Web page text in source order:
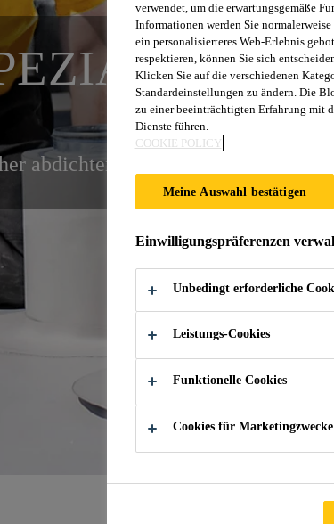
abdichten: Schulungen für
verwendet, um die erwartungsgemäße
Informationen werden Sie
ein personalisierteres Web-Erlebnis
respektieren, können Sie sich
Klicken Sie auf die verschiedenen
Standardeinstellungen zu ändern. Die
zu einer beeinträchtigten Erfahrung mit
Dienste führen.
COOKIE POLICY
Meine Auswahl bestätigen
Einwilligungspräferenzen
Unbedingt erforderliche
Leistungs-Cookies
Funktionelle Cookies
Cookies für Marketingzwecke